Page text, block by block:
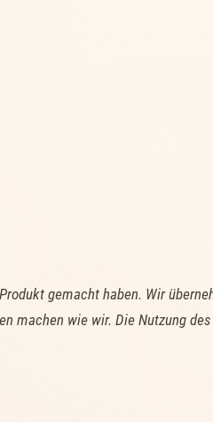
gemacht haben. Wir
machen wie wir. Die Nutzung